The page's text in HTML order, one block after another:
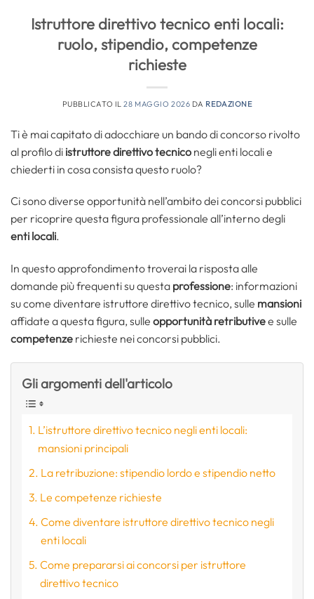
Istruttore direttivo tecnico enti locali:
ruolo, stipendio, competenze
richieste
PUBBLICATO IL28 MAGGIO 2026 DA REDAZIONE
Ti è mai capitato di adocchiare un bando di concorso rivolto
al profilo di istruttore direttivo tecnico negli enti locali e
chiederti in cosa consista questo ruolo?
Ci sono diverse opportunità nell’ambito dei concorsi pubblici
per ricoprire questa figura professionale all’interno degli
enti locali.
In questo approfondimento troverai la risposta alle
domande più frequenti su questa professione: informazioni
su come diventare istruttore direttivo tecnico, sulle mansioni
affidate a questa figura, sulle opportunità retributivee sulle
competenze richieste nei concorsi pubblici.
Gli argomenti dell'articolo
L’istruttore direttivo tecnico negli enti locali:
mansioni principali
La retribuzione: stipendio lordo e stipendio netto
Le competenze richieste
Come diventare istruttore direttivo tecnico negli
enti locali
Come prepararsi ai concorsi per istruttore
direttivo tecnico